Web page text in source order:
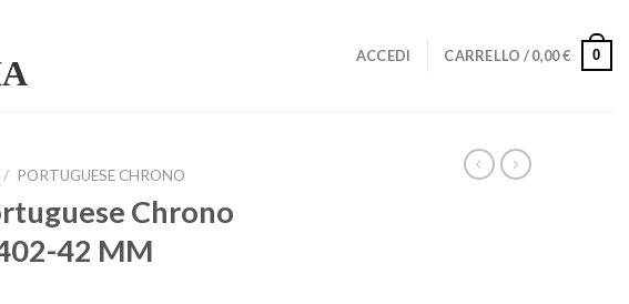
ACCEDI CARRELLO /0,00€ 0
/ PORTUGUESE CHRONO
Chrono
42 MM